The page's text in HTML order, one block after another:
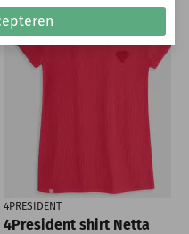
-70%
4PRESIDENT
4President shirt Netta